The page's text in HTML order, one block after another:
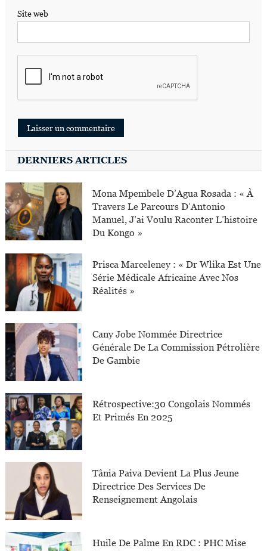
Site web
DERNIERS ARTICLES
Mona Mpembele D’Agua Rosada : « À
Travers Le Parcours D’Antonio
Manuel, J’ai Voulu Raconter L’histoire
Du Kongo »
Prisca Marceleney : « Dr Wlika Est Une
Série Médicale Africaine Avec Nos
Réalités »
Cany Jobe Nommée Directrice
Générale De La Commission Pétrolière
De Gambie
Rétrospective:30 Congolais Nommés
Et Primés En 2025
Tânia Paiva Devient La Plus Jeune
Directrice Des Services De
Renseignement Angolais
Huile De Palme En RDC : PHC Mise